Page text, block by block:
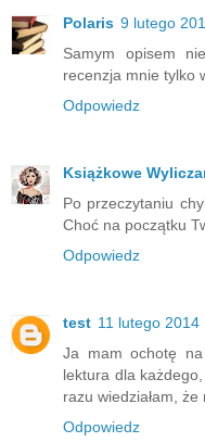
Polaris 9 lutego
Samym opisem
recenzja mnie tylko
Odpowiedz
Książkowe
Po przeczytaniu
Choć na początku
Odpowiedz
test 11 lutego 2014
Ja mam ochotę
lektura dla
razu wiedziałam,
Odpowiedz